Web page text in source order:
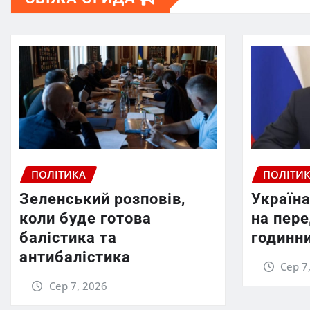
ПОЛІТИКА
Зеленський розповів,
коли буде готова
балістика та
антибалістика
Сер 7, 2026
на
Сер